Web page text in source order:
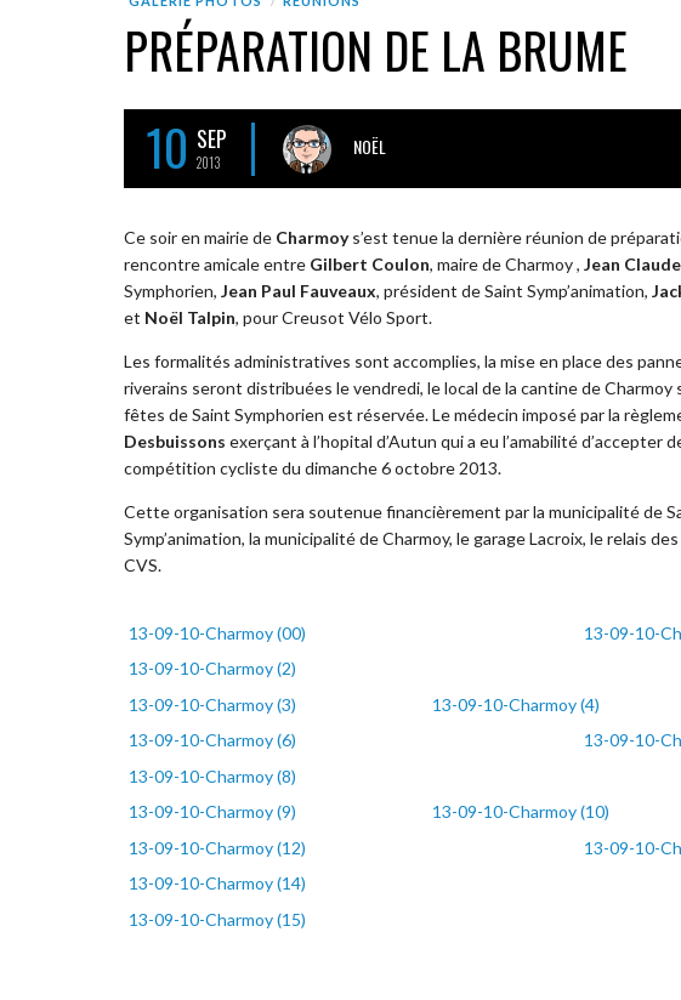
PRÉPARATION DE LA BRUME
10 SEP
2013
NOËL
Ce soir en mairie de Charmoys’est tenue la dernière réunion de
rencontre amicale entre Gilbert Coulon, maire de Charmoy , Jean
Symphorien, Jean Paul Fauveaux, président de Saint Symp’animation,
et Noël Talpin, pour Creusot Vélo Sport.
Les formalités administratives sont accomplies, la mise en place des
riverains seront distribuées le vendredi, le local de la cantine de
fêtes de Saint Symphorien est réservée. Le médecin imposé par la
Desbuissons exerçant à l’hopital d’Autun qui a eu l’amabilité
compétition cycliste du dimanche 6 octobre 2013.
Cette organisation sera soutenue financièrement par la municipalité de
Symp’animation, la municipalité de Charmoy, le garage Lacroix, le relais
CVS.
13-09-10-Charmoy (00)
13-09-10-
13-09-10-Charmoy (2)
13-09-10-Charmoy (3)
13-09-10-Charmoy (4)
13-09-10-Charmoy (6)
13-09-10-
13-09-10-Charmoy (8)
13-09-10-Charmoy (9)
13-09-10-Charmoy (10)
13-09-10-Charmoy (12)
13-09-10-
13-09-10-Charmoy (14)
13-09-10-Charmoy (15)